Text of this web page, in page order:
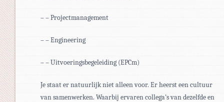
– – Projectmanagement
– – Engineering
– – Uitvoeringsbegeleiding (EPCm)
Je staat er natuurlijk niet alleen voor. Er heerst een cultuur
van samenwerken. Waarbij ervaren collega’s van dezelfde en